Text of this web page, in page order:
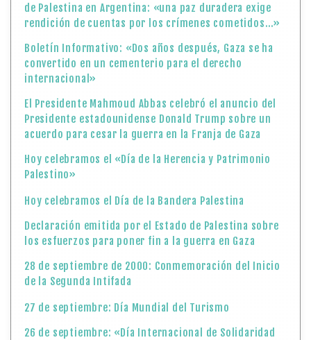
de Palestina en Argentina: «una paz duradera exige
rendición de cuentas por los crímenes cometidos…»
Boletín Informativo: «Dos años después, Gaza se ha
convertido en un cementerio para el derecho
internacional»
El Presidente Mahmoud Abbas celebró el anuncio del
Presidente estadounidense Donald Trump sobre un
acuerdo para cesar la guerra en la Franja de Gaza
Hoy celebramos el «Día de la Herencia y Patrimonio
Palestino»
Hoy celebramos el Día de la Bandera Palestina
Declaración emitida por el Estado de Palestina sobre
los esfuerzos para poner fin a la guerra en Gaza
28 de septiembre de 2000: Conmemoración del Inicio
de la Segunda Intifada
27 de septiembre: Día Mundial del Turismo
26 de septiembre: «Día Internacional de Solidaridad